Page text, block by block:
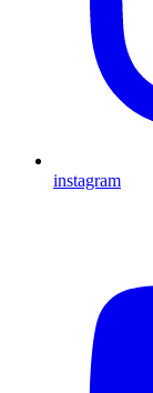
instagram